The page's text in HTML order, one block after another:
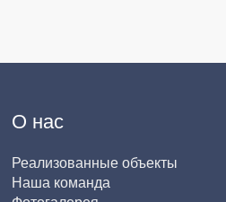
О нас
Реализованные объекты
Наша команда